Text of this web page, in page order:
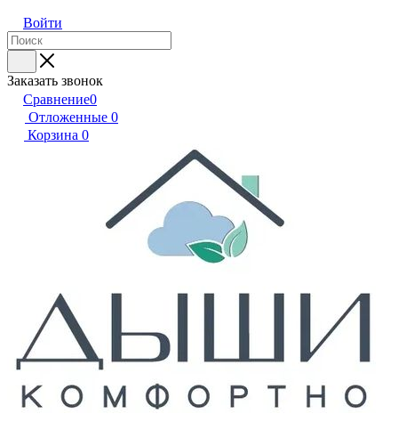
Войти
Заказать звонок
Сравнение0
Отложенные 0
Корзина 0